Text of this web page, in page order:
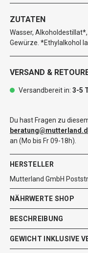
ZUTATEN
Wasser,
Gewürze. *Ethylalkohol
VERSAND &
Versandbereit in: 3-5
Du hast Fragen zu
an (Mo bis Fr 09-18h).
HERSTELLER
Mutterland GmbH
NÄHRWERTE SHOP
BESCHREIBUNG
GEWICHT INKLUSIVE